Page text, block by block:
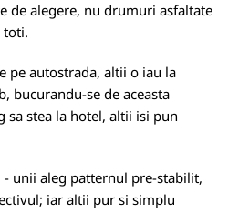
de alegere, nu drumuri asfaltate
toti.
pe autostrada, altii o iau la
bucurandu-se de aceasta
sa stea la hotel, altii isi pun
unii aleg patternul pre-stabilit,
iar altii pur si simplu